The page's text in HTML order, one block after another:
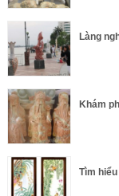
Làng
Khám
Tìm